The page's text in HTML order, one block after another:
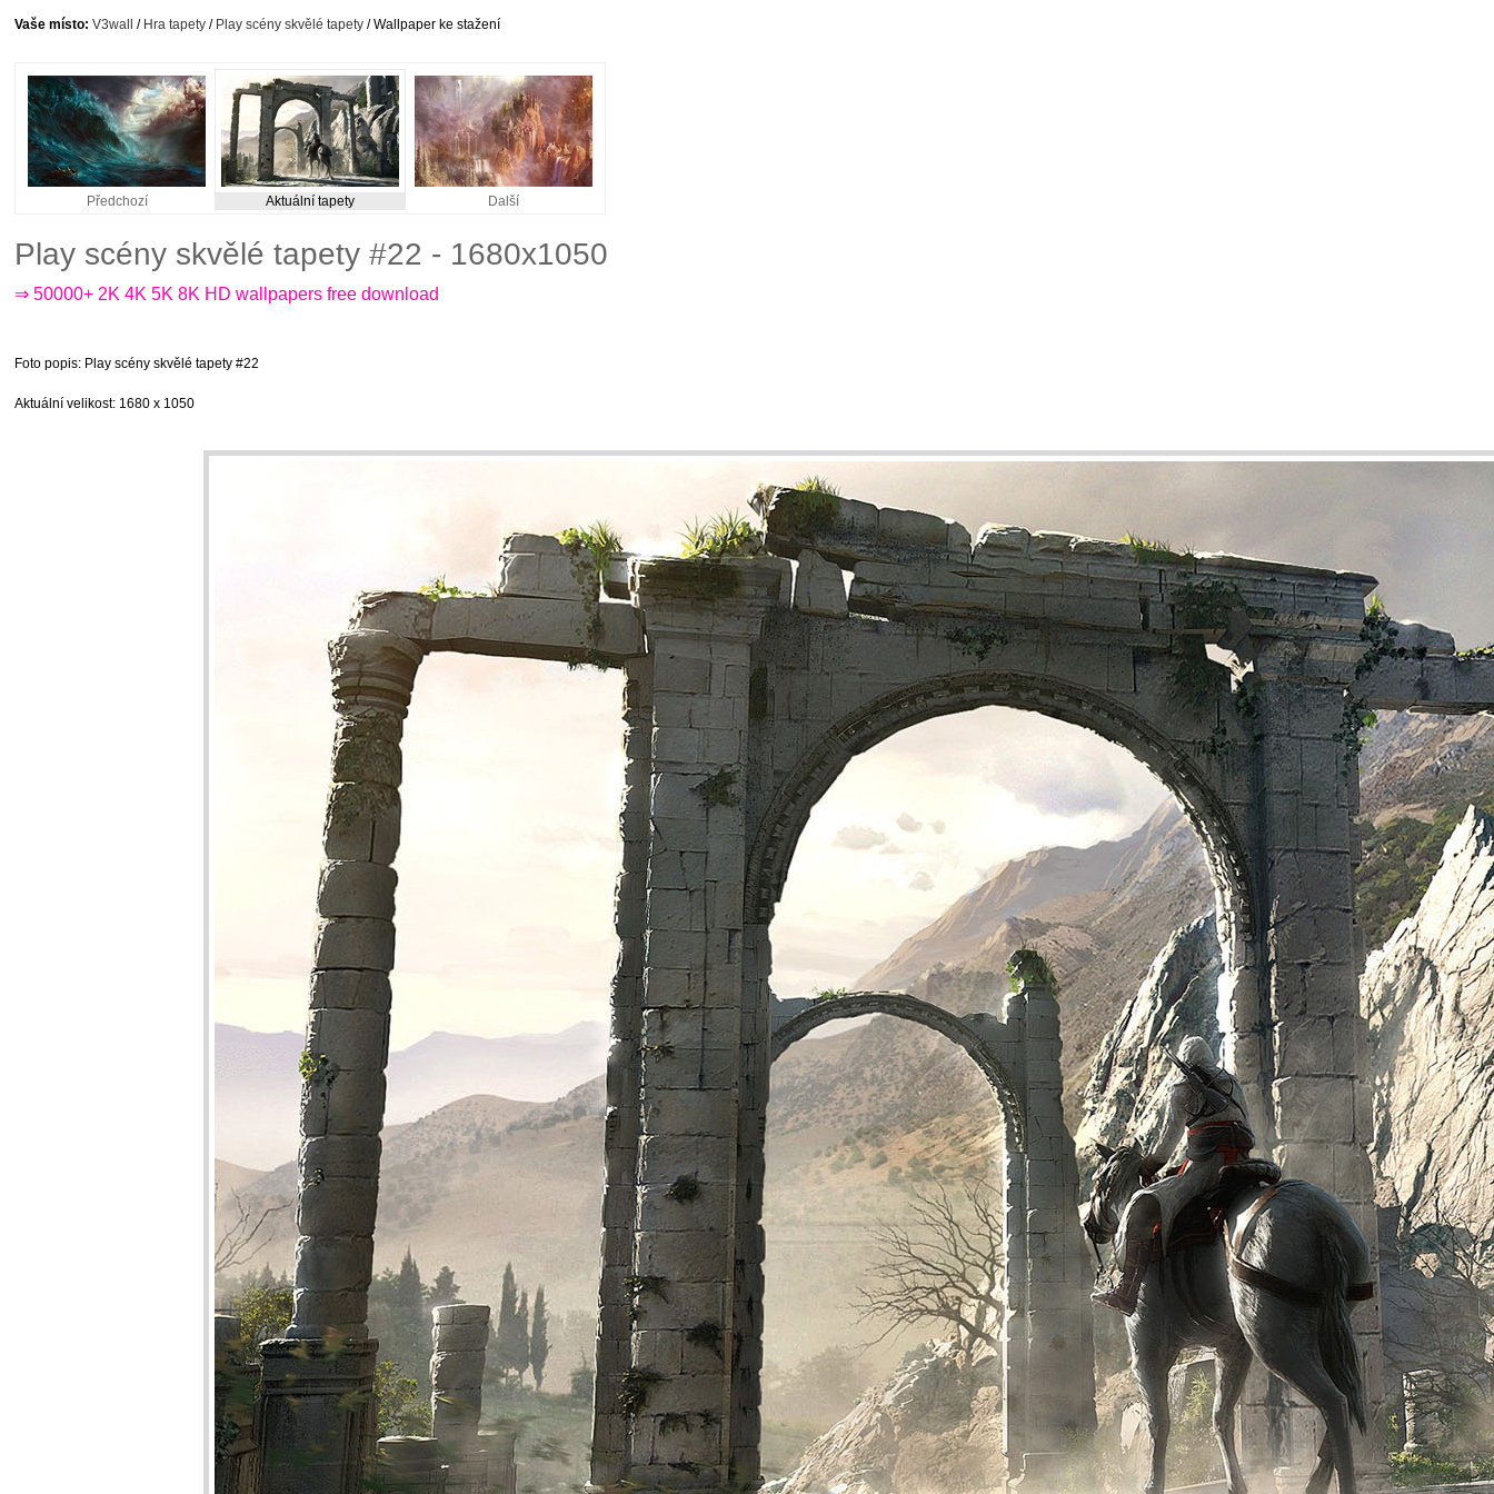
Vaše místo: V3wall / Hra tapety / Play scény skvělé tapety / Wallpaper ke stažení
Předchozí Aktuální tapety Další
Play scény skvělé tapety #22 - 1680x1050
⇒ 50000+ 2K 4K 5K 8K HD wallpapers free download
Foto popis: Play scény skvělé tapety #22
Aktuální velikost: 1680 x 1050